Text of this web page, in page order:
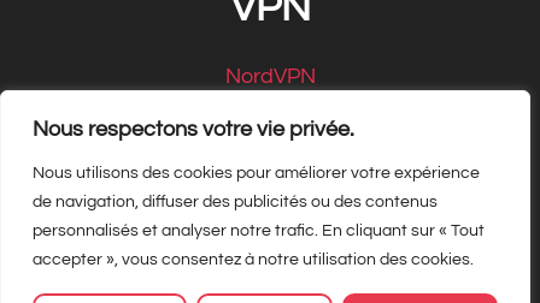
Nous respectons votre vie privée.
Nous utilisons des cookies pour améliorer votre expérience
de navigation, diffuser des publicités ou des contenus
personnalisés et analyser notre trafic. En cliquant sur « Tout
accepter », vous consentez à notre utilisation des cookies.
NordVPN
Copyright Matbe.com 2026, tous droits
réservés